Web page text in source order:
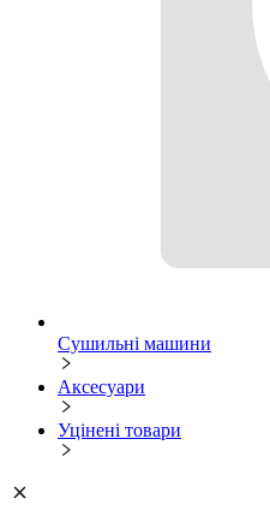
Сушильні машини
Аксесуари
Уцінені товари